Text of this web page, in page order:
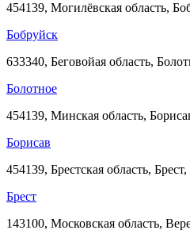
454139, Могилёвская область,
Бобруйск
633340, Беговойая область,
Болотное
454139, Минская область,
Борисав
454139, Брестская область,
Брест
143100, Московская область,